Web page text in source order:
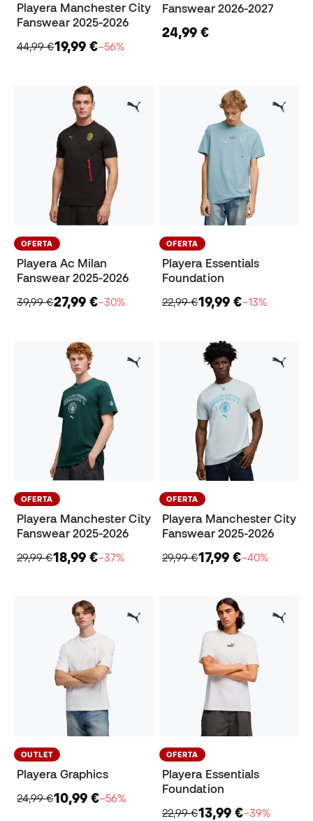
Playera Manchester City
Fanswear 2025-2026
44,99 €19,99 €−56%
Fanswear 2026-2027
24,99 €
OFERTA
Playera Ac Milan
Fanswear 2025-2026
39,99 €27,99 €−30%
OFERTA
Playera Essentials
Foundation
22,99 €19,99 €−13%
OFERTA
Playera Manchester City
Fanswear 2025-2026
29,99 €18,99 €−37%
OFERTA
Playera Manchester City
Fanswear 2025-2026
29,99 €17,99 €−40%
OUTLET
Playera Graphics
24,99 €10,99 €−56%
OFERTA
Playera Essentials
Foundation
22,99 €13,99 €−39%